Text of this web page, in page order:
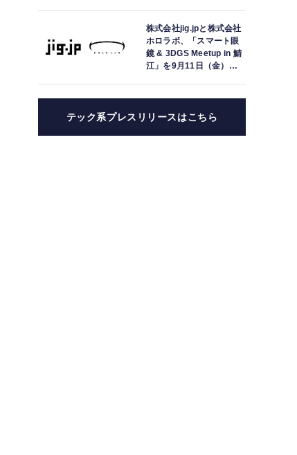
株式会社jig.jpと株式会社
ホロラボ、「スマート眼
鏡 & 3DGS Meetup in 鯖
江」を9月11日（金）に
テック系プレスリリースはこちら